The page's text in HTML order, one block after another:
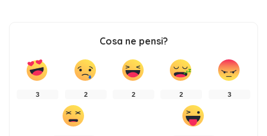
Cosa ne pensi?
3 2 2 2 3